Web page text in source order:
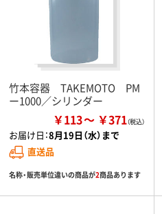
竹本容器 TAKEMOTO PM
ー1000／シリンダー
￥113 ￥371
お届け日：8月19日（水）まで
直送品
名称・販売単位違いの商品が2商品あります